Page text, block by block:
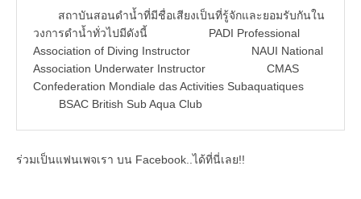
สถาบันสอนดำน้ำที่มีชื่อเสียงเป็นที่รู้จักและยอมรับกันใน
วงการดำน้ำทั่วไปมีดังนี้ PADI Professional
Association of Diving Instructor NAUI National
Association Underwater Instructor CMAS
Confederation Mondiale das Activities Subaquatiques
BSAC British Sub Aqua Club
ร่วมเป็นแฟนเพจเรา บน Facebook..ได้ที่นี่เลย!!